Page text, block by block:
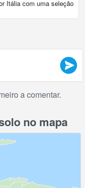
Itália com uma seleção
a comentar.
no mapa